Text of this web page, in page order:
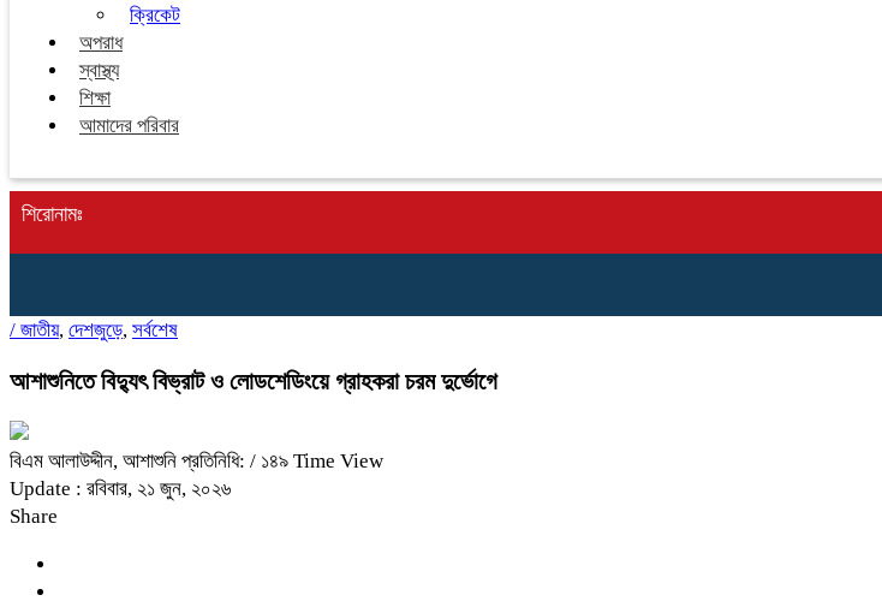
ক্রিকেট
অপরাধ
স্বাস্থ্য
শিক্ষা
আমাদের পরিবার
শিরোনামঃ
/ জাতীয়, দেশজুড়ে, সর্বশেষ
আশাশুনিতে বিদ্যুৎ বিভ্রাট ও লোডশেডিংয়ে গ্রাহকরা চরম দুর্ভোগে
বিএম আলাউদ্দীন, আশাশুনি প্রতিনিধি: / ১৪৯ Time View
Update : রবিবার, ২১ জুন, ২০২৬
Share